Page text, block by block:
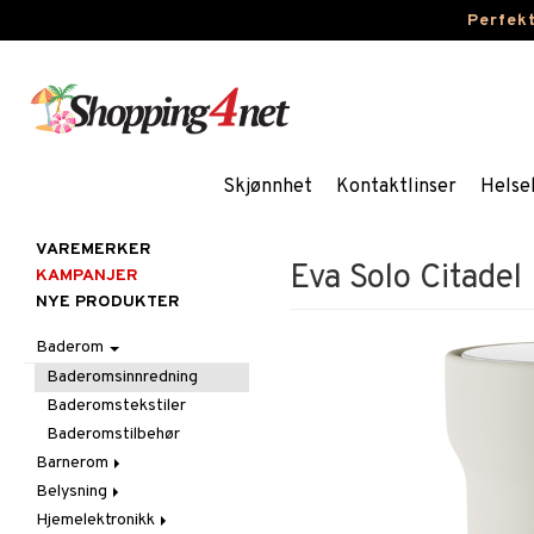
Skjønnhet Kontaktlinser
Eva Solo
VAREMERKER
KAMPANJER
NYE PRODUKTER
Baderom
Baderomsinnredning
Baderomstekstiler
Baderomstilbehør
Barnerom
Barnelamper
Barnemøbler
Belysning
Belysningstilbehør
Hjemelektronikk